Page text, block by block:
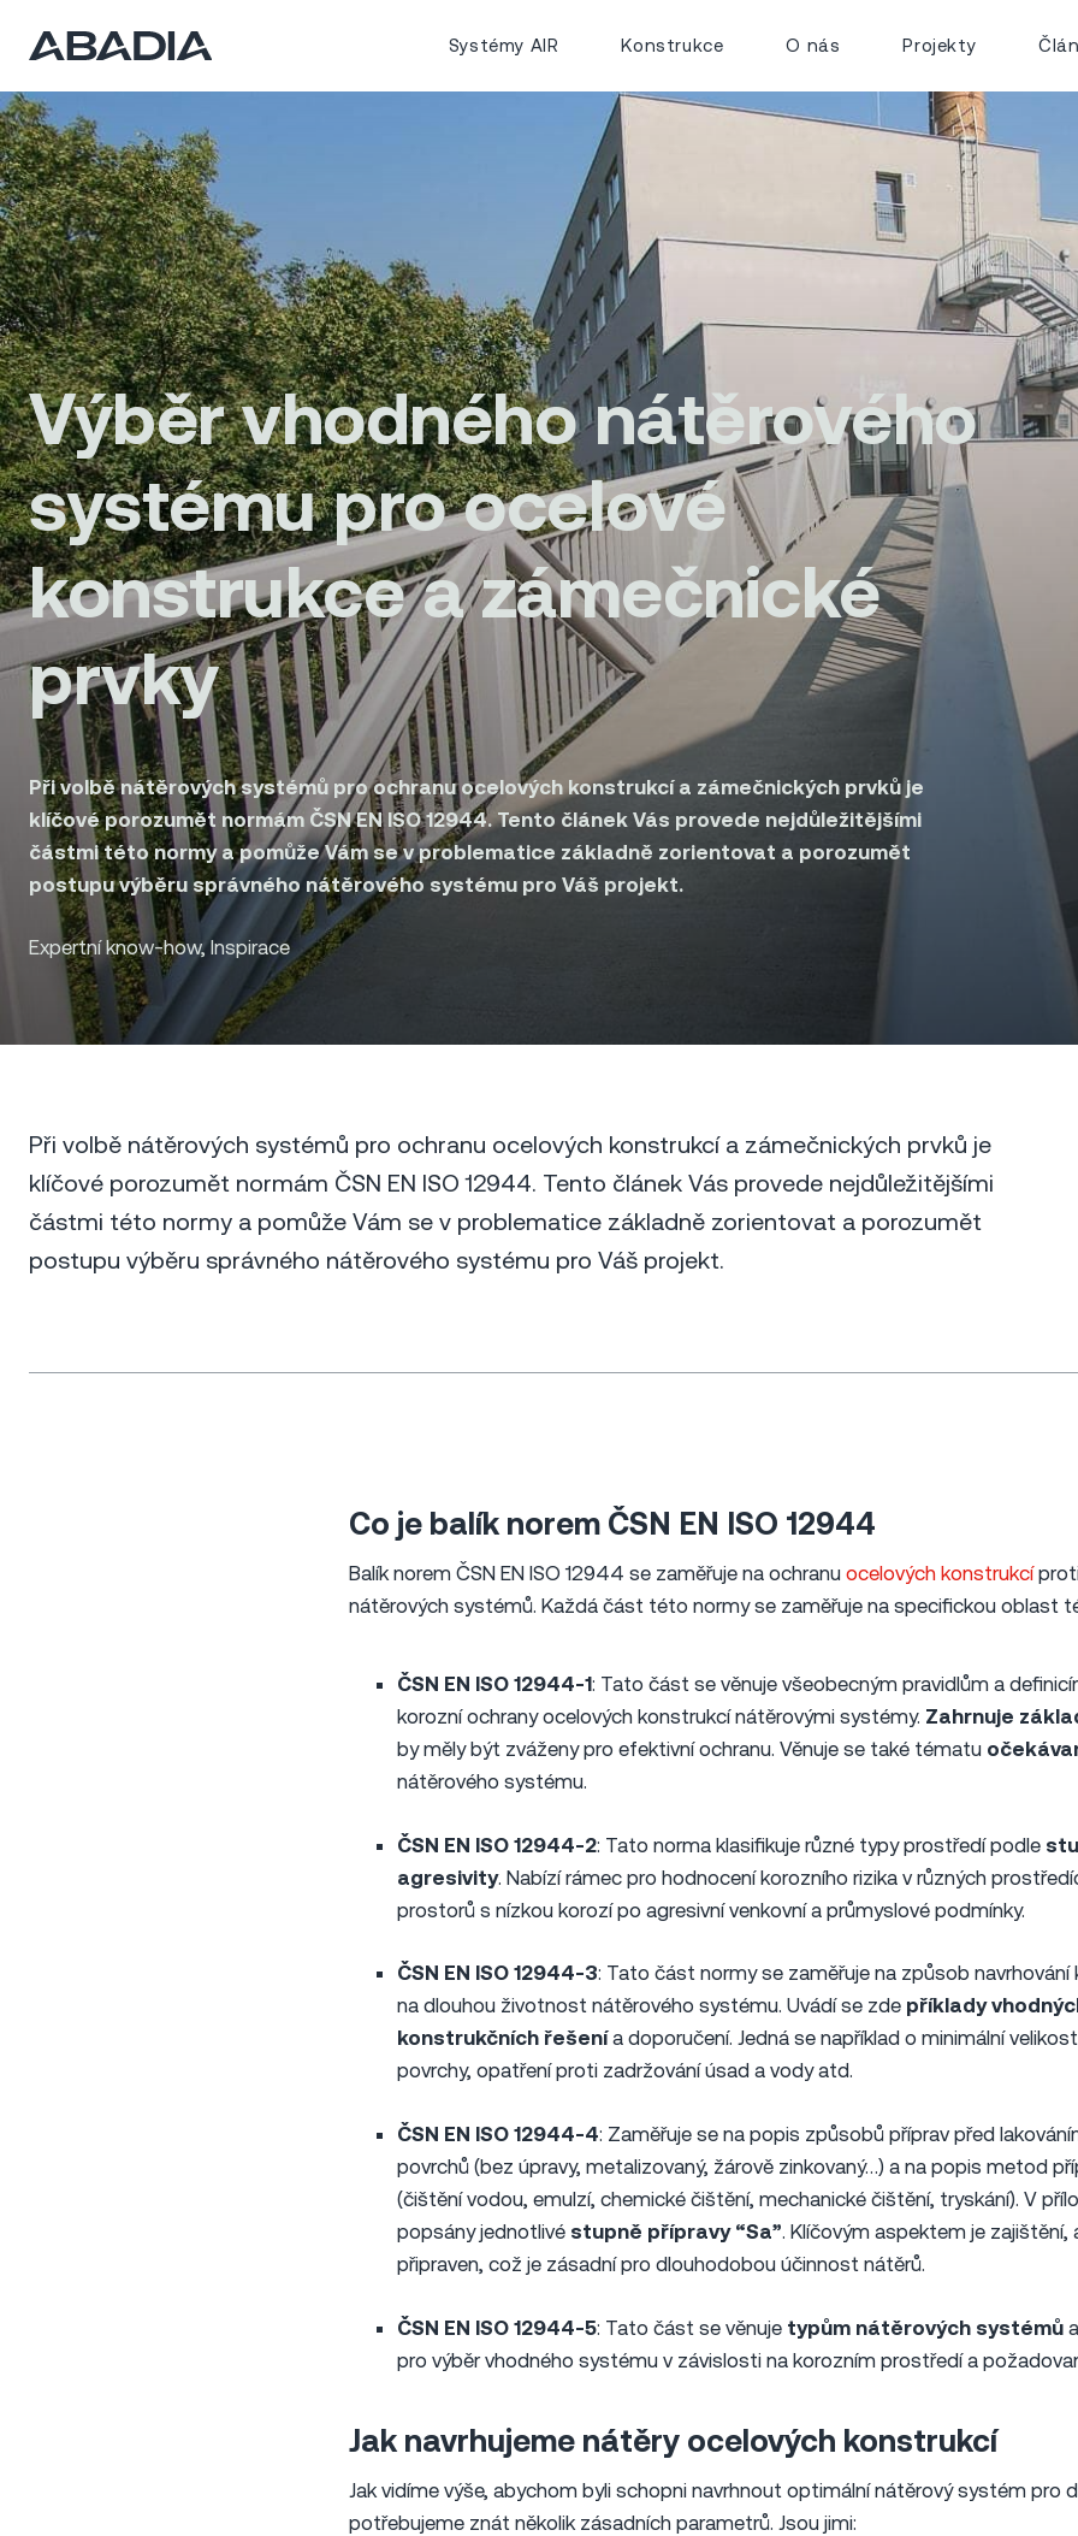
Systémy AIR Konstrukce O nás Projekty
Výběr vhodného nátěrového
systému pro ocelové
konstrukce a zámečnické
prvky
Při volbě nátěrových systémů pro ochranu ocelových konstrukcí a zámečnických prvků je
klíčové porozumět normám ČSN EN ISO 12944. Tento článek Vás provede nejdůležitějšími
částmi této normy a pomůže Vám se v problematice základně zorientovat a porozumět
postupu výběru správného nátěrového systému pro Váš projekt.
Expertní know-how, Inspirace
Při volbě nátěrových systémů pro ochranu ocelových konstrukcí a zámečnických prvků je
klíčové porozumět normám ČSN EN ISO 12944. Tento článek Vás provede nejdůležitějšími
částmi této normy a pomůže Vám se v problematice základně zorientovat a porozumět
postupu výběru správného nátěrového systému pro Váš projekt.
Co je balík norem ČSN EN ISO 12944
Balík norem ČSN EN ISO 12944 se zaměřuje na ochranu ocelových konstrukcí
nátěrových systémů. Každá část této normy se zaměřuje na specifickou oblast
ČSN EN ISO 12944-1: Tato část se věnuje všeobecným pravidlům a
korozní ochrany ocelových konstrukcí nátěrovými systémy. Zahrnuje
by měly být zváženy pro efektivní ochranu. Věnuje se také tématu
nátěrového systému.
ČSN EN ISO 12944-2: Tato norma klasifikuje různé typy prostředí podle
agresivity. Nabízí rámec pro hodnocení korozního rizika v různých
prostorů s nízkou korozí po agresivní venkovní a průmyslové podmínky.
ČSN EN ISO 12944-3: Tato část normy se zaměřuje na způsob
na dlouhou životnost nátěrového systému. Uvádí se zde příklady
konstrukčních řešenía doporučení. Jedná se například o minimální
povrchy, opatření proti zadržování úsad a vody atd.
ČSN EN ISO 12944-4: Zaměřuje se na popis způsobů příprav před
povrchů (bez úpravy, metalizovaný, žárově zinkovaný…) a na popis metod
(čištění vodou, emulzí, chemické čištění, mechanické čištění, tryskání). V
popsány jednotlivé stupně přípravy “Sa”. Klíčovým aspektem je zajištění,
připraven, což je zásadní pro dlouhodobou účinnost nátěrů.
ČSN EN ISO 12944-5: Tato část se věnuje typům nátěrových systémů
pro výběr vhodného systému v závislosti na korozním prostředí a
Jak navrhujeme nátěry ocelových konstrukcí
Jak vidíme výše, abychom byli schopni navrhnout optimální nátěrový systém pro
potřebujeme znát několik zásadních parametrů. Jsou jimi: